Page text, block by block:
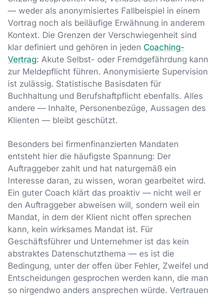
— weder als anonymisiertes Fallbeispiel in einem
Vortrag noch als beiläufige Erwähnung in anderem
Kontext. Die Grenzen der Verschwiegenheit sind
klar definiert und gehören in jeden Coaching-
Vertrag: Akute Selbst- oder Fremdgefährdung kann
zur Meldepflicht führen. Anonymisierte Supervision
ist zulässig. Statistische Basisdaten für
Buchhaltung und Berufshaftpflicht ebenfalls. Alles
andere — Inhalte, Personenbezüge, Aussagen des
Klienten — bleibt geschützt.
Besonders bei firmenfinanzierten Mandaten
entsteht hier die häufigste Spannung: Der
Auftraggeber zahlt und hat naturgemäß ein
Interesse daran, zu wissen, woran gearbeitet wird.
Ein guter Coach klärt das proaktiv — nicht weil er
den Auftraggeber abweisen will, sondern weil ein
Mandat, in dem der Klient nicht offen sprechen
kann, kein wirksames Mandat ist. Für
Geschäftsführer und Unternehmer ist das kein
abstraktes Datenschutzthema — es ist die
Bedingung, unter der offen über Fehler, Zweifel und
Entscheidungen gesprochen werden kann, die man
so nirgendwo anders ansprechen würde. Vertrauen